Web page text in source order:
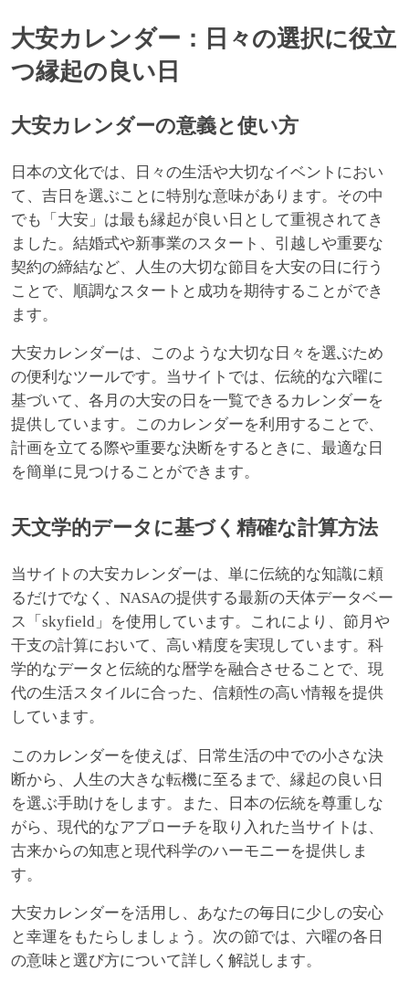
大安カレンダー：日々の選択に役立
つ縁起の良い日
大安カレンダーの意義と使い方
日本の文化では、日々の生活や大切なイベントにおい
て、吉日を選ぶことに特別な意味があります。その中
でも「大安」は最も縁起が良い日として重視されてき
ました。結婚式や新事業のスタート、引越しや重要な
契約の締結など、人生の大切な節目を大安の日に行う
ことで、順調なスタートと成功を期待することができ
ます。
大安カレンダーは、このような大切な日々を選ぶため
の便利なツールです。当サイトでは、伝統的な六曜に
基づいて、各月の大安の日を一覧できるカレンダーを
提供しています。このカレンダーを利用することで、
計画を立てる際や重要な決断をするときに、最適な日
を簡単に見つけることができます。
天文学的データに基づく精確な計算方法
当サイトの大安カレンダーは、単に伝統的な知識に頼
るだけでなく、NASAの提供する最新の天体データベー
ス「skyfield」を使用しています。これにより、節月や
干支の計算において、高い精度を実現しています。科
学的なデータと伝統的な暦学を融合させることで、現
代の生活スタイルに合った、信頼性の高い情報を提供
しています。
このカレンダーを使えば、日常生活の中での小さな決
断から、人生の大きな転機に至るまで、縁起の良い日
を選ぶ手助けをします。また、日本の伝統を尊重しな
がら、現代的なアプローチを取り入れた当サイトは、
古来からの知恵と現代科学のハーモニーを提供しま
す。
大安カレンダーを活用し、あなたの毎日に少しの安心
と幸運をもたらしましょう。次の節では、六曜の各日
の意味と選び方について詳しく解説します。